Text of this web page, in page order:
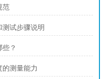
范
试步骤说明
？
的测量能力